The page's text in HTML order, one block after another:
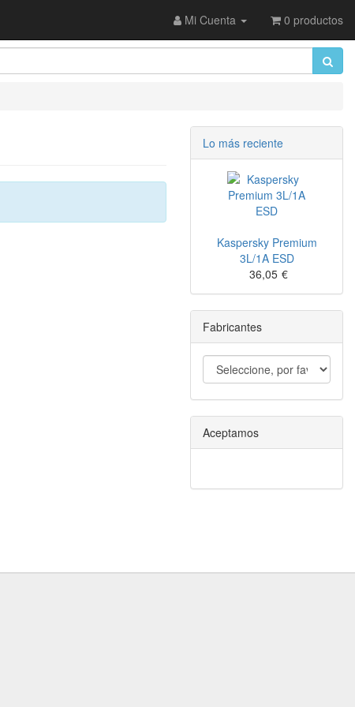
Mi Cuenta 0 productos
Lo más reciente
Kaspersky Premium
3L/1A ESD
36,05 €
Fabricantes
Aceptamos